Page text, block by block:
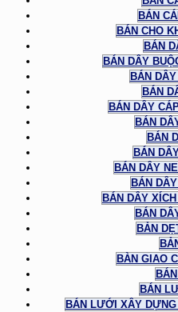
BÁN
BÁN CHO
BÁN
BÁN DÂY
BÁN
BÁN
BÁN DÂY
BÁN
BÁN
BÁN
BÁN DÂY
BÁN
BÁN DÂY
BÁN
BẢN
BÀN GIAO
BÁN
BÁN LƯỚI XÂY DỰNG